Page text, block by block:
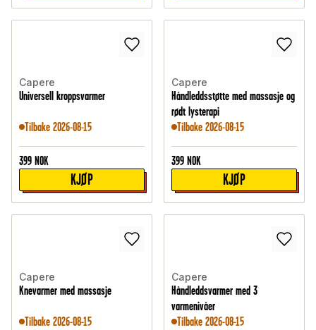
Capere
Universell kroppsvarmer
Tilbake 2026-08-15
399 NOK
KJØP
Capere
Håndleddsstøtte med massasje og
rødt lysterapi
Tilbake 2026-08-15
399 NOK
KJØP
Capere
Knevarmer med massasje
Tilbake 2026-08-15
Capere
Håndleddsvarmer med 3
varmenivåer
Tilbake 2026-08-15